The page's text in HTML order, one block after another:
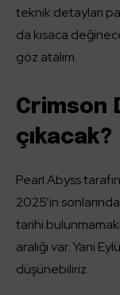
teknik detayları
da kısaca
göz atalım.
Crimson
çıkacak?
Pearl Abyss
2025’in
tarihi
aralığı var. Yani
düşünebiliriz.